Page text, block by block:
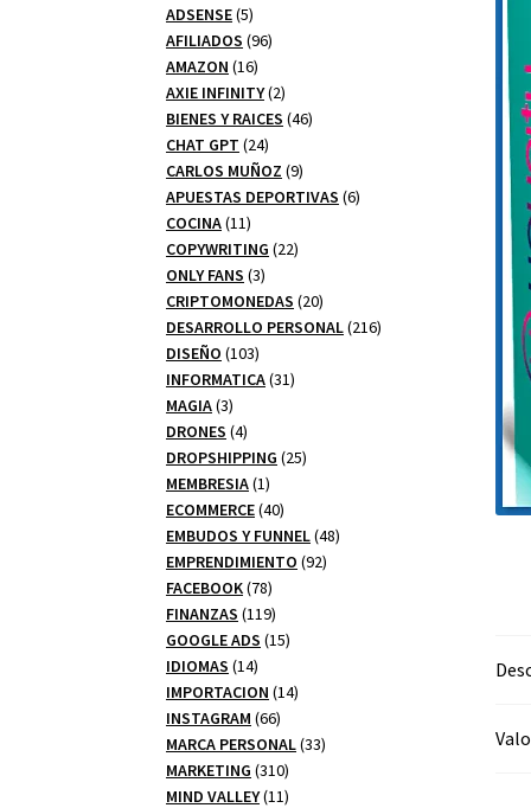
ADSENSE 55
productos
AFILIADOS 9696
AMAZON 1616
productos
AXIE INFINITY 22
productos
BIENES Y RAICES 4646
CHAT GPT 2424
productos
CARLOS MUÑOZ 99
productos
APUESTAS DEPORTIVAS 66
COCINA 1111
productos
COPYWRITING 2222
ONLY FANS 33
productos
CRIPTOMONEDAS 2020
productos
DESARROLLO PERSONAL 216216
DISEÑO 103103
productos
INFORMATICA 3131
MAGIA 33
productos
DRONES 44
productos
DROPSHIPPING 2525
MEMBRESIA 11
producto
ECOMMERCE 4040
productos
EMBUDOS Y FUNNEL 4848
EMPRENDIMIENTO 9292
FACEBOOK 7878
productos
FINANZAS 119119
productos
GOOGLE ADS 1515
IDIOMAS 1414
productos
IMPORTACION 1414
INSTAGRAM 6666
productos
MARCA PERSONAL 3333
MARKETING 310310
productos
MIND VALLEY 1111